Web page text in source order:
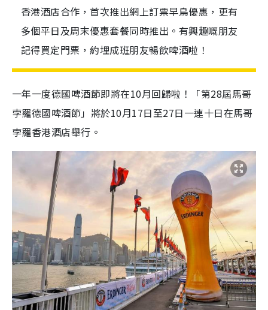
香港酒店合作，首次推出網上訂票早鳥優惠，更有
多個平日及周末優惠套餐同時推出。有興趣嘅朋友
記得買定門票，約埋成班朋友暢飲啤酒啦！
一年一度德國啤酒節即將在10月回歸啦！「第28屆馬哥
孛羅德國啤酒節」將於10月17日至27日一連十日在馬哥
孛羅香港酒店舉行。